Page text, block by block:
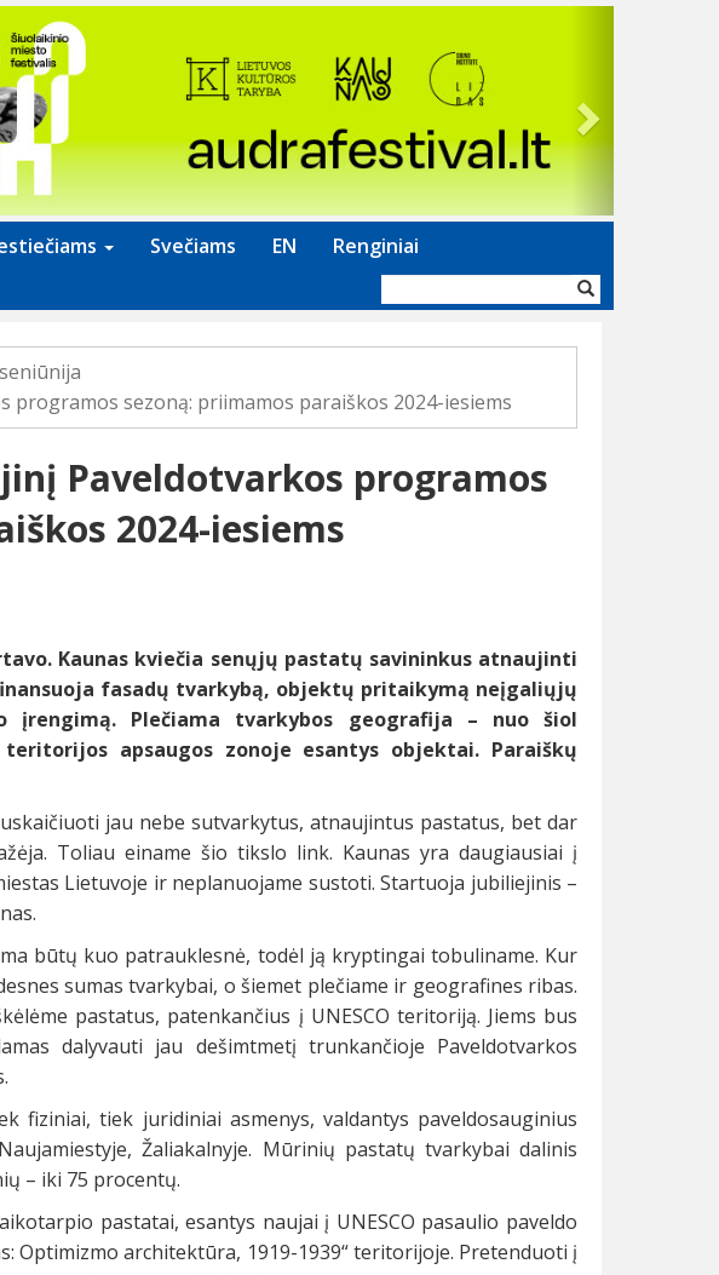
Svečiams EN Renginiai
forma
programos sezoną: priimamos paraiškos 2024-iesiems
Paveldotvarkos programos
2024-iesiems
Kaunas kviečia senųjų pastatų savininkus atnaujinti
fasadų tvarkybą, objektų pritaikymą neįgaliųjų
įrengimą. Plečiama tvarkybos geografija – nuo šiol
apsaugos zonoje esantys objektai. Paraiškų
jau nebe sutvarkytus, atnaujintus pastatus, bet dar
Toliau einame šio tikslo link. Kaunas yra daugiausiai į
Lietuvoje ir neplanuojame sustoti. Startuoja jubiliejinis –
būtų kuo patrauklesnė, todėl ją kryptingai tobuliname. Kur
sumas tvarkybai, o šiemet plečiame ir geografines ribas.
pastatus, patenkančius į UNESCO teritoriją. Jiems bus
dalyvauti jau dešimtmetį trunkančioje Paveldotvarkos
fiziniai, tiek juridiniai asmenys, valdantys paveldosauginius
Žaliakalnyje. Mūrinių pastatų tvarkybai dalinis
– iki 75 procentų.
pastatai, esantys naujai į UNESCO pasaulio paveldo
Optimizmo architektūra, 1919-1939“ teritorijoje. Pretenduoti į